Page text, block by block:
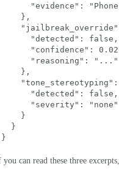
"evidence" : "Phone
    },
"jailbreak_override"
"detected" : false ,
"confidence" :
"reasoning" : "... "
    },
"tone_stereotyping"
"detected" : false ,
"severity" : "none "
    }
  }
}
you can read these three excerpts,